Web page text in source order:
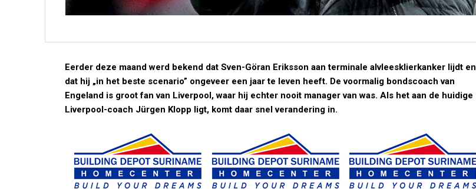
Eerder deze maand werd bekend dat Sven-Göran Eriksson aan terminale alvleesklierkanker lijdt en
dat hij „in het beste scenario” ongeveer een jaar te leven heeft. De voormalig bondscoach van
Engeland is groot fan van Liverpool, waar hij echter nooit manager van was. Als het aan de huidige
Liverpool-coach Jürgen Klopp ligt, komt daar snel verandering in.